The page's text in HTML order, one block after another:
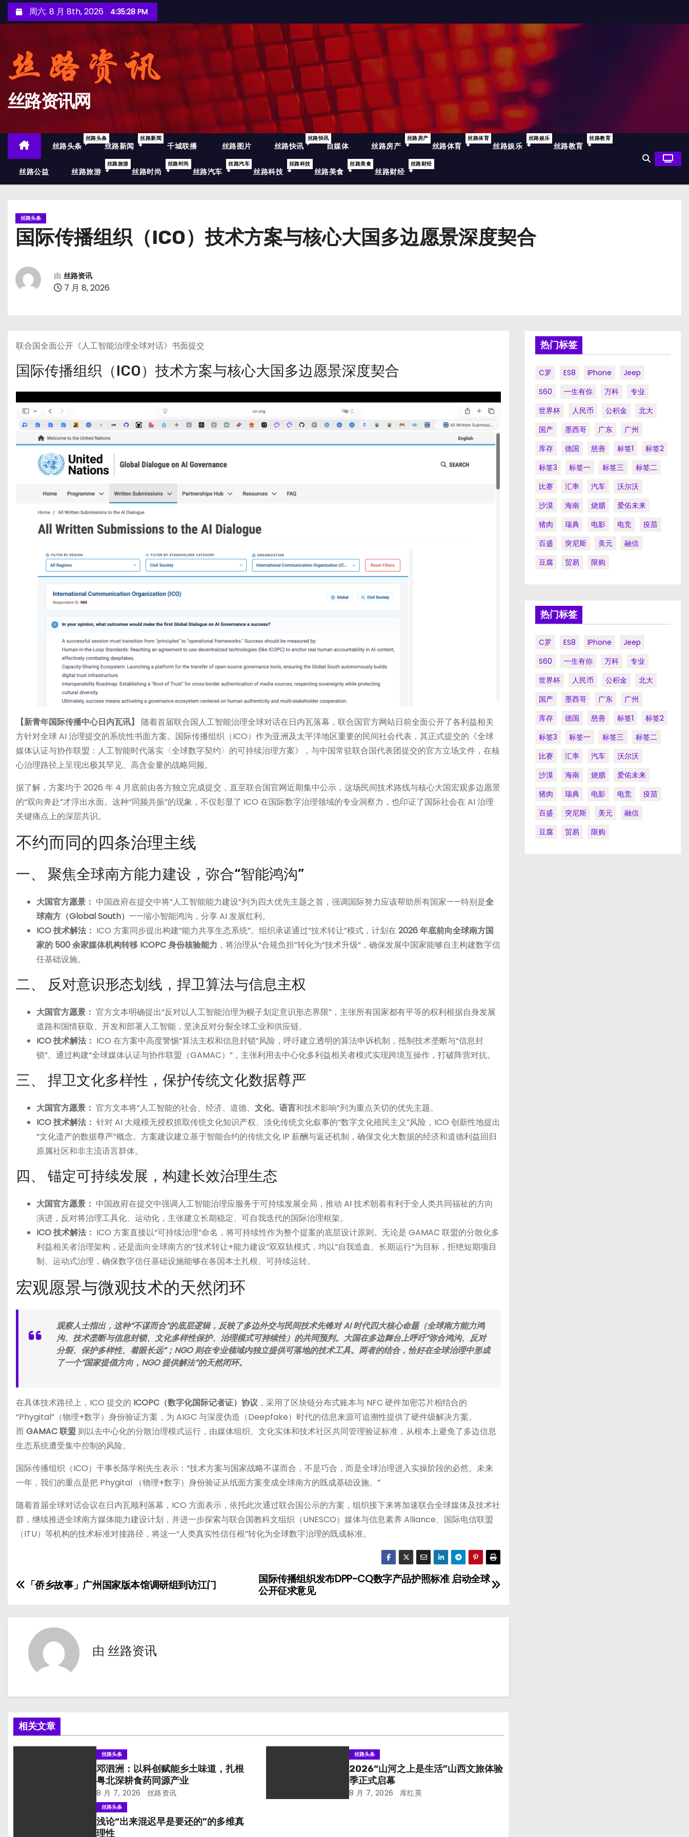
至
周六. 8 月 8th, 2026 4:35:29 PM
丝路资讯网
丝路头条
丝路头条
丝路新闻
丝路新闻
千城联播 丝路图片 丝路快讯
丝路快讯
自媒体 丝路房产
丝路房产
丝路体育
丝路体育
丝路娱乐
丝路娱乐
丝路教育
丝路教育
丝路公益 丝路旅游
丝路旅游
丝路时尚
丝路时尚
丝路汽车
丝路汽车
丝路科技
丝路科技
丝路美食
丝路美食
丝路财经
丝路财经
丝路头条
国际传播组织（ICO）技术方案与核心大国多边愿景深度契合
由 丝路资讯
7 月 8, 2026
联合国全面公开《人工智能治理全球对话》书面提交
国际传播组织（ICO）技术方案与核心大国多边愿景深度契合
【新青年国际传播中心日内瓦讯】
随着首届联合国人工智能治理全球对话在日内瓦落幕，联合国官方网站日前全面公开了各利益相关
方针对全球 AI 治理提交的系统性书面方案。国际传播组织（ICO）作为亚洲及太平洋地区重要的民间社会代表，其正式提交的《全球
媒体认证与协作联盟：人工智能时代落实〈全球数字契约〉的可持续治理方案》，与中国常驻联合国代表团提交的官方立场文件，在核
心治理路径上呈现出极其罕见、高含金量的战略同频。
据了解，方案均于 2026 年 4 月底前由各方独立完成提交，直至联合国官网近期集中公示，这场民间技术路线与核心大国宏观多边愿景
的“双向奔赴”才浮出水面。这种“同频共振”的现象，不仅彰显了 ICO 在国际数字治理领域的专业洞察力，也印证了国际社会在 AI 治理
关键痛点上的深层共识。
不约而同的四条治理主线
一、 聚焦全球南方能力建设，弥合“智能鸿沟”
大国官方愿景： 中国政府在提交中将“人工智能能力建设”列为四大优先主题之首，强调国际努力应该帮助所有国家——特别是全
球南方（Global South） ——缩小智能鸿沟，分享 AI 发展红利。
ICO 技术解法： ICO 方案同步提出构建“能力共享生态系统”。组织承诺通过“技术转让”模式，计划在2026 年底前向全球南方国
家的 500 余家媒体机构转移 ICOPC 身份核验能力 ，将治理从“合规负担”转化为“技术升级”，确保发展中国家能够自主构建数字信
任基础设施。
二、 反对意识形态划线，捍卫算法与信息主权
大国官方愿景： 官方文本明确提出“反对以人工智能治理为幌子划定意识形态界限”，主张所有国家都有平等的权利根据自身发展
道路和国情获取、开发和部署人工智能，坚决反对分裂全球工业和供应链。
ICO 技术解法： ICO 在方案中高度警惕“算法主权和信息封锁”风险，呼吁建立透明的算法申诉机制，抵制技术垄断与“信息封
锁”。通过构建“全球媒体认证与协作联盟（GAMAC）”，主张利用去中心化多利益相关者模式实现跨境互操作，打破阵营对抗。
三、 捍卫文化多样性，保护传统文化数据尊严
大国官方愿景： 官方文本将“人工智能的社会、经济、道德、 文化、语言和技术影响”列为重点关切的优先主题。
ICO 技术解法： 针对 AI 大规模无授权抓取传统文化知识产权、淡化传统文化叙事的“数字文化殖民主义”风险，ICO 创新性地提出
“文化遗产的数据尊严”概念。方案建议建立基于智能合约的传统文化 IP 薪酬与返还机制，确保文化大数据的经济和道德利益回归
原属社区和非主流语言群体。
四、 锚定可持续发展，构建长效治理生态
大国官方愿景： 中国政府在提交中强调人工智能治理应服务于可持续发展全局，推动 AI 技术朝着有利于全人类共同福祉的方向
演进，反对将治理工具化、运动化，主张建立长期稳定、可自我迭代的国际治理框架。
ICO 技术解法： ICO 方案直接以“可持续治理”命名，将可持续性作为整个提案的底层设计原则。无论是 GAMAC 联盟的分散化多
利益相关者治理架构，还是面向全球南方的“技术转让+能力建设”双双轨模式，均以“自我造血、长期运行”为目标，拒绝短期项目
制、运动式治理，确保数字信任基础设施能够在各国本土扎根、可持续运转。
宏观愿景与微观技术的天然闭环
观察人士指出，这种“不谋而合”的底层逻辑，反映了多边外交与民间技术先锋对 AI 时代四大核心命题（全球南方能力鸿
沟、技术垄断与信息封锁、文化多样性保护、治理模式可持续性）的共同预判。大国在多边舞台上呼吁“弥合鸿沟、反对
分裂、保护多样性、着眼长远”；NGO 则在专业领域内独立提供可落地的技术工具。两者的结合，恰好在全球治理中形成
了一个“国家提倡方向，NGO 提供解法”的天然闭环。
在具体技术路径上，ICO 提交的 ICOPC（数字化国际记者证）协议，采用了区块链分布式账本与 NFC 硬件加密芯片相结合的
“Phygital”（物理+数字）身份验证方案，为 AIGC 与深度伪造（Deepfake）时代的信息来源可追溯性提供了硬件级解决方案。
而 GAMAC 联盟则以去中心化的分散治理模式运行，由媒体组织、文化实体和技术社区共同管理验证标准，从根本上避免了多边信息
生态系统遭受集中控制的风险。
国际传播组织（ICO）干事长陈学刚先生表示：“技术方案与国家战略不谋而合，不是巧合，而是全球治理进入实操阶段的必然。未来
一年，我们的重点是把 Phygital （物理+数字）身份验证从纸面方案变成全球南方的既成基础设施。”
随着首届全球对话会议在日内瓦顺利落幕，ICO 方面表示，依托此次通过联合国公示的方案，组织接下来将加速联合全球媒体及技术社
群，继续推进全球南方媒体能力建设计划，并进一步探索与联合国教科文组织（UNESCO）媒体与信息素养 Alliance、国际电信联盟
（ITU）等机构的技术标准对接路径，将这一“人类真实性信任根”转化为全球数字治理的既成标准。
文
航
国际传播组织发布DPP-CQ数字产品护照标准 启动全球
公开征求意见
「侨乡故事」广州国家版本馆调研组到访江门
由 丝路资讯
相关文章
丝路头条
邓泗洲：以科创赋能乡土味道，扎根
粤北深耕食药同源产业
8 月 7, 2026 丝路资讯
丝路头条
2026“山河之上是生活”山西文旅体验
季正式启幕
8 月 7, 2026 厍红英
丝路头条
浅论“出来混迟早是要还的”的多维真
理性
热门标签
C罗 ES8 IPhone
Jeep
S60
一生有你 万科
专业
世界杯
人民币 公积金
北大
国产
墨西哥 广东
广州
库存
德国 慈善 标签1
标签2
标签3
标签一 标签三
标签二
比赛
汇率 汽车
沃尔沃
沙漠
海南 烧腊
爱佑未来
猪肉
瑞典 电影 电竞
疫苗
百盛
突尼斯 美元
融信
豆腐
贸易 限购
热门标签
C罗 ES8 IPhone
Jeep
S60
一生有你 万科
专业
世界杯
人民币 公积金
北大
国产
墨西哥 广东
广州
库存
德国 慈善 标签1
标签2
标签3
标签一 标签三
标签二
比赛
汇率 汽车
沃尔沃
沙漠
海南 烧腊
爱佑未来
猪肉
瑞典 电影 电竞
疫苗
百盛
突尼斯 美元
融信
豆腐
贸易 限购